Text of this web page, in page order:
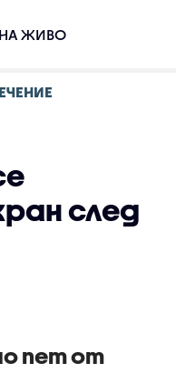
НА ЖИВО
след
пет от